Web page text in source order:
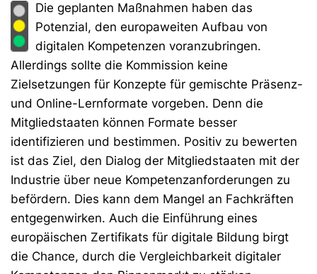
Die geplanten Maßnahmen haben das
Potenzial, den europaweiten Aufbau von
digitalen Kompetenzen voranzubringen.
Allerdings sollte die Kommission keine
Zielsetzungen für Konzepte für gemischte Präsenz-
und Online-Lernformate vorgeben. Denn die
Mitgliedstaaten können Formate besser
identifizieren und bestimmen. Positiv zu bewerten
ist das Ziel, den Dialog der Mitgliedstaaten mit der
Industrie über neue Kompetenzanforderungen zu
befördern. Dies kann dem Mangel an Fachkräften
entgegenwirken. Auch die Einführung eines
europäischen Zertifikats für digitale Bildung birgt
die Chance, durch die Vergleichbarkeit digitaler